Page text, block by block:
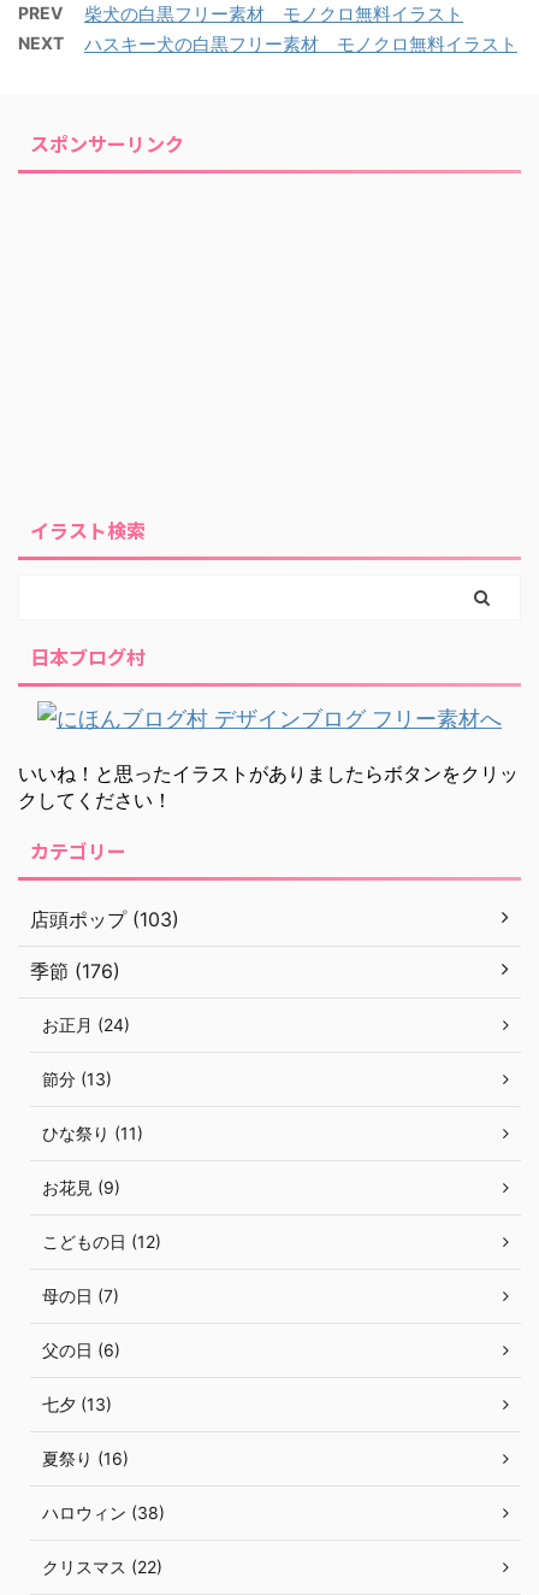
PREV 柴犬の白黒フリー素材 モノクロ無料イラスト
NEXT ハスキー犬の白黒フリー素材 モノクロ無料イラスト
スポンサーリンク
イラスト検索
日本ブログ村
いいね！と思ったイラストがありましたらボタンをクリッ
クしてください！
カテゴリー
店頭ポップ (103)
季節 (176)
お正月 (24)
節分 (13)
ひな祭り (11)
お花見 (9)
こどもの日 (12)
母の日 (7)
父の日 (6)
七夕 (13)
夏祭り (16)
ハロウィン (38)
クリスマス (22)